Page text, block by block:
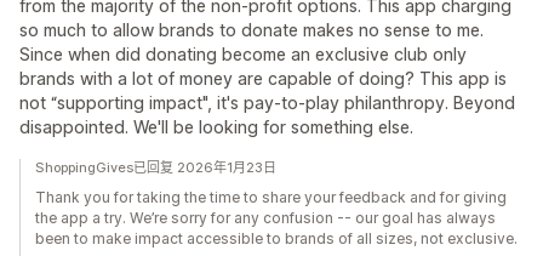
from the majority of the non-profit options. This app charging
so much to allow brands to donate makes no sense to me.
Since when did donating become an exclusive club only
brands with a lot of money are capable of doing? This app is
not “supporting impact", it's pay-to-play philanthropy. Beyond
disappointed. We'll be looking for something else.
ShoppingGives已回复 2026年1月23日
Thank you for taking the time to share your feedback and for giving
the app a try. We’re sorry for any confusion -- our goal has always
been to make impact accessible to brands of all sizes, not exclusive.